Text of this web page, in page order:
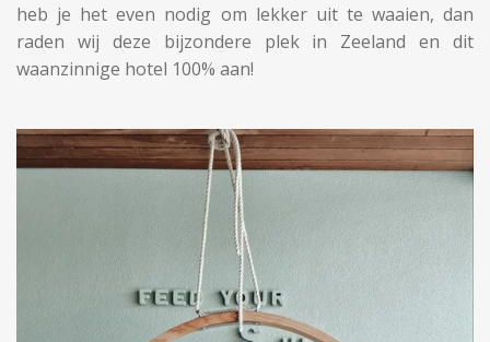
heb je het even nodig om lekker uit te waaien, dan
raden wij deze bijzondere plek in Zeeland en dit
waanzinnige hotel 100% aan!